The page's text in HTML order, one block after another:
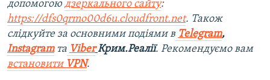
допомогою дзеркального сайту:
https://dfs0qrmo00d6u.cloudfront.net. Також
слідкуйте за основними подіями в Telegram,
Instagramта Viber Крим.Реалії. Рекомендуємо вам
встановити VPN.